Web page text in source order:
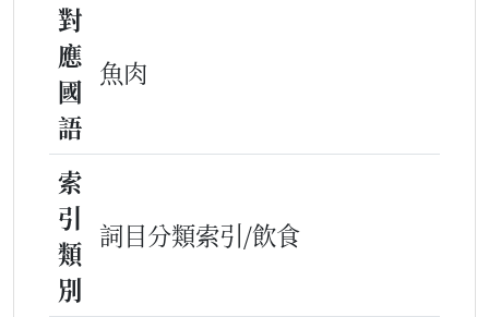
對
應
國
語
魚肉
索
引
類
別
詞目分類索引/飲食